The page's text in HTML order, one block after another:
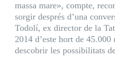
massa mare», compte,
sorgir després d’una
Todolí, ex director de la
2014 d’este hort de
descobrir les possibilitats